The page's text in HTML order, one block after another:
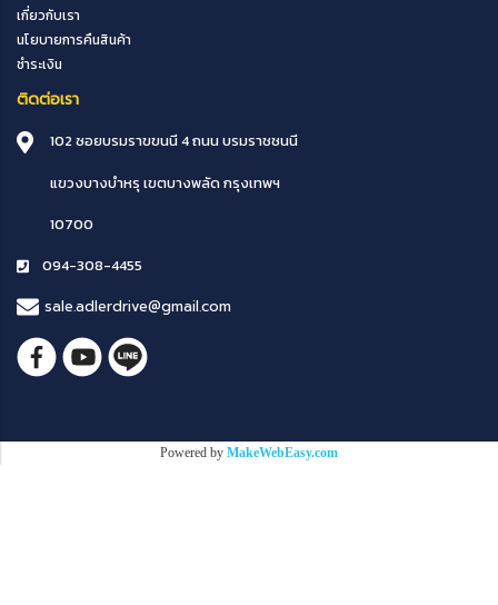
เกี่ยวกับเรา
นโยบายการคืนสินค้า
ชำระเงิน
ติดต่อเรา
102 ซอยบรมราขขนนี 4 ถนน บรมราชชนนี
แขวงบางบำหรุ เขตบางพลัดกรุงเทพฯ
10700
094-308-4455
sale.adlerdrive@gmail.com
Powered by MakeWebEasy.com